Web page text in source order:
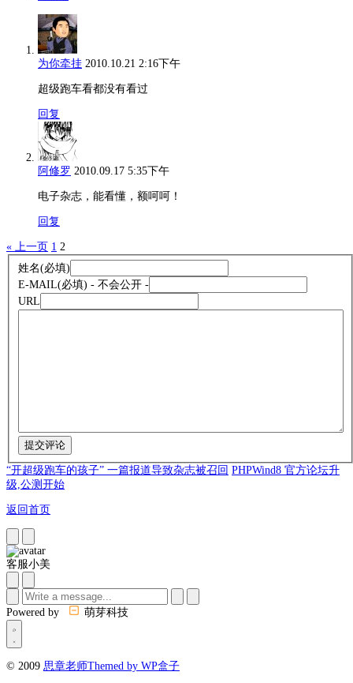
为你牵挂 2010.10.21 2:16下午
超级跑车看都没有看过
回复
阿修罗 2010.09.17 5:35下午
电子杂志，能看懂，额呵呵！
回复
« 上一页 1 2
姓名(必填)
E-MAIL(必填) - 不会公开 -
URL
“开超级跑车的孩子” 一篇报道导致杂志被召回 PHPWind8 官方论坛升
级,公测开始
返回首页
客服小美
Powered by 萌芽科技
© 2009 思章老师Themed by WP盒子